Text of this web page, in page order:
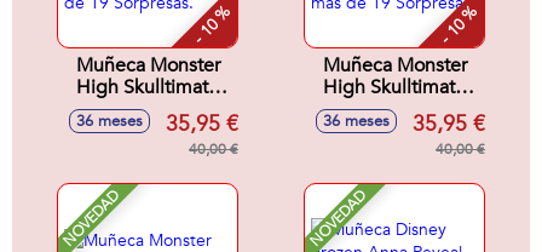
- 10 %
Muñeca Monster
High Skulltimate
Secrets Series 7
Lagoona. Incluye
mas de 19
36 meses 35,95 €
40,00 €
- 10 %
Muñeca Monster
High Skulltimate
Secrets Series 7
Draculaura. Incluye
mas de 19
36 meses 35,95 €
40,00 €
NOVEDAD NOVEDAD